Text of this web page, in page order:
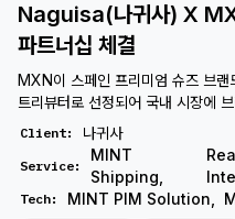
Naguisa(나귀사) X
파트너십 체결
MXN이 스페인 프리미엄 슈즈 브
트리뷰터로 선정되어 국내 시장에
Client: 나귀사
Service:
MINT
Shipping,
Tech: MINT PIM Solution,